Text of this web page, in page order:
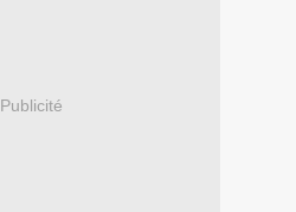
Publicité